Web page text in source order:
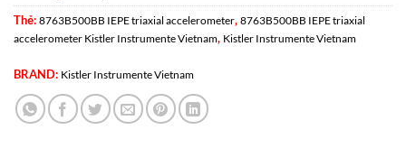
Thẻ: 8763B500BB IEPE triaxial accelerometer, 8763B500BB IEPE triaxial
accelerometer Kistler Instrumente Vietnam, Kistler Instrumente Vietnam
BRAND: Kistler Instrumente Vietnam